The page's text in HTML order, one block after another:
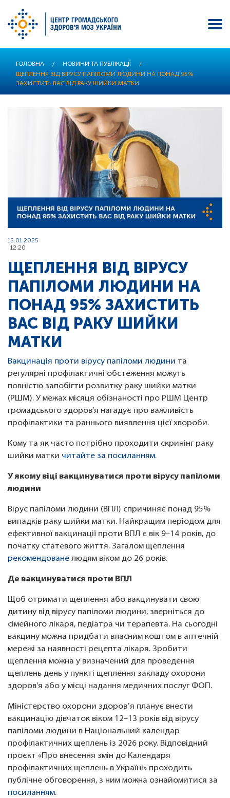
основного
ГОЛОВНА / НОВИНИ ТА ПУБЛІКАЦІЇ
/
ЩЕПЛЕННЯ ВІД ВІРУСУ ПАПІЛОМИ ЛЮДИНИ НА ПОНАД 95%
ЗАХИСТИТЬ ВАС ВІД РАКУ ШИЙКИ МАТКИ
15.01.2025
12:20
ЩЕПЛЕННЯ ВІД ВІРУСУ
ПАПІЛОМИ ЛЮДИНИ НА
ПОНАД 95% ЗАХИСТИТЬ
ВАС ВІД РАКУ ШИЙКИ
МАТКИ
Вакцинація проти вірусу папіломи людини та
регулярні профілактичні обстеження можуть
повністю запобігти розвитку раку шийки матки
(РШМ). У межах місяця обізнаності про РШМ Центр
громадського здоров’я нагадує про важливість
профілактики та раннього виявлення цієї хвороби.
Кому та як часто потрібно проходити скринінг раку
шийки матки читайте за посиланням.
У якому віці вакцинуватися проти вірусу папіломи
людини
Вірус папіломи людини (ВПЛ) спричиняє понад 95%
випадків раку шийки матки. Найкращим періодом для
ефективної вакцинації проти ВПЛ є вік 9–14 років, до
початку статевого життя. Загалом щеплення
рекомендоване людям віком до 26 років.
Де вакцинуватися проти ВПЛ
Щоб отримати щеплення або вакцинувати свою
дитину від вірусу папіломи людини, зверніться до
сімейного лікаря, педіатра чи терапевта. На сьогодні
вакцину можна придбати власним коштом в аптечній
мережі за наявності рецепта лікаря. Зробити
щеплення можна у визначений для проведення
щеплень день у пункті щеплення закладу охорони
здоров'я або у місці надання медичних послуг ФОП.
Міністерство охорони здоровʼя планує внести
вакцинацію дівчаток віком 12–13 років від вірусу
папіломи людини в Національний календар
профілактичних щеплень із 2026 року. Відповідний
проєкт «Про внесення змін до Календаря
профілактичних щеплень в Україні» проходить
публічне обговорення, з ним можна ознайомитися за
посиланням.